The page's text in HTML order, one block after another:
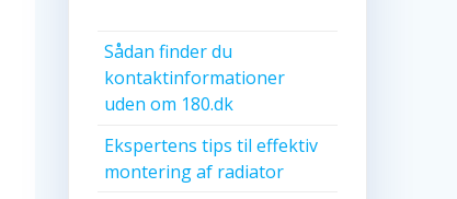
Sådan finder du
kontaktinformationer
uden om 180.dk
Ekspertens tips til effektiv
montering af radiator